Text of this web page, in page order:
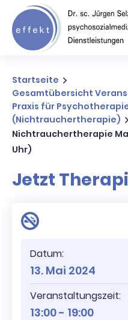
Startseite
Gesamtübersicht
Praxis für
(Nichtrauchertherapie)
Nichtrauchertherapie
Uhr)
Jetzt
Datum:
13. Mai 2024
Veranstaltungszeit:
13:00 - 19:00